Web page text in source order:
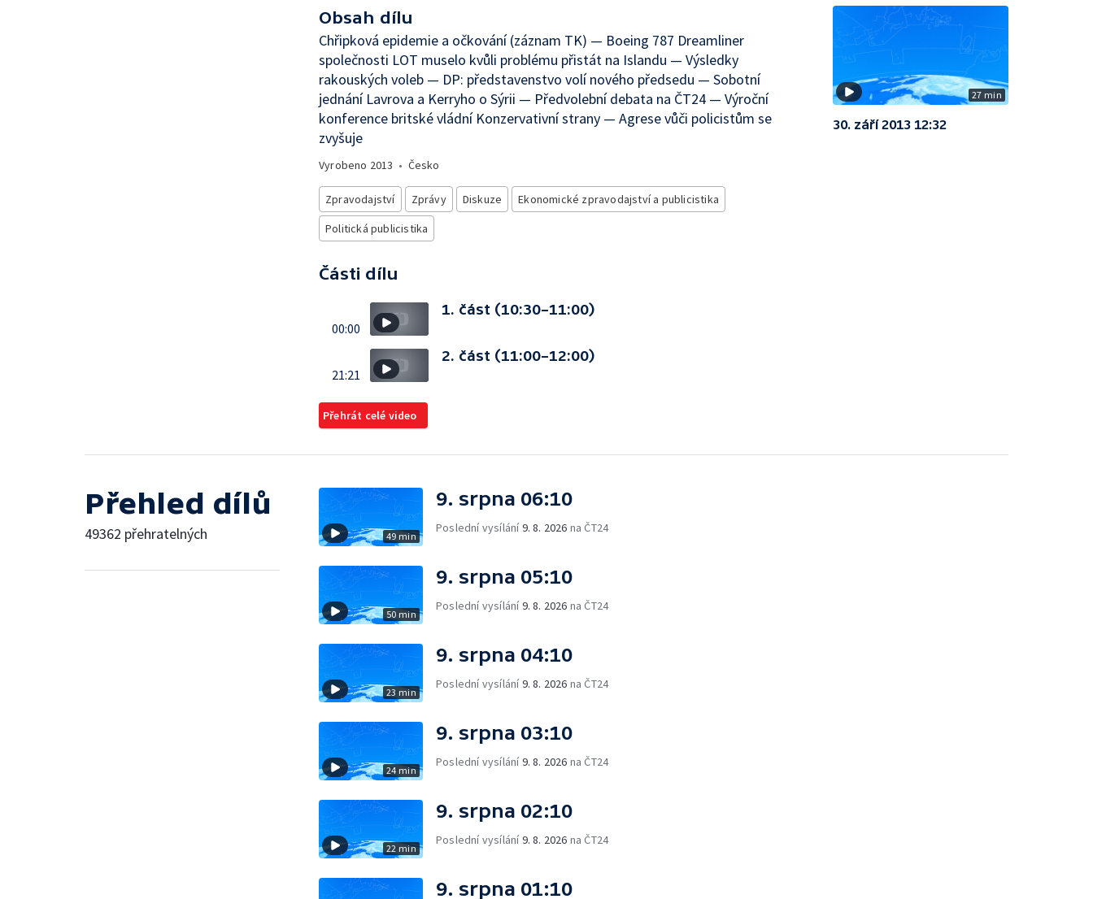
Obsah dílu
Chřipková epidemie a očkování (záznam TK) — Boeing 787 Dreamliner
společnosti LOT muselo kvůli problému přistát na Islandu — Výsledky
rakouských voleb — DP: představenstvo volí nového předsedu — Sobotní
jednání Lavrova a Kerryho o Sýrii — Předvolební debata na ČT24 — Výroční
konference britské vládní Konzervativní strany — Agrese vůči policistům se
zvyšuje
Vyrobeno 2013 • Česko
Zpravodajství Zprávy Diskuze
Ekonomické zpravodajství a publicistika
Politická publicistika
Části dílu
00:00
1. část (10:30–11:00)
21:21
2. část (11:00–12:00)
Přehrát celé video
27 min
30. září 2013 12:32
Přehled dílů
49362 přehratelných 49 min
9. srpna 06:10
Poslední vysílání9. 8. 2026 na ČT24
50 min
9. srpna 05:10
Poslední vysílání9. 8. 2026 na ČT24
23 min
9. srpna 04:10
Poslední vysílání9. 8. 2026 na ČT24
24 min
9. srpna 03:10
Poslední vysílání9. 8. 2026 na ČT24
22 min
9. srpna 02:10
Poslední vysílání9. 8. 2026 na ČT24
9. srpna 01:10